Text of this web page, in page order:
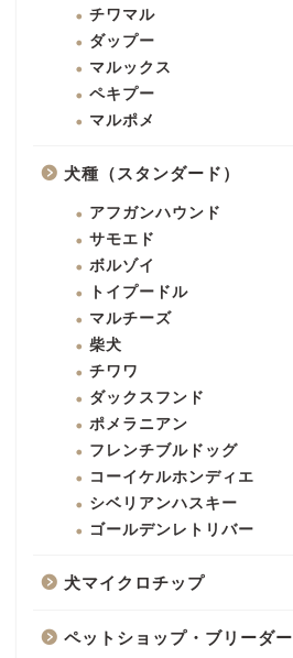
チワマル
ダップー
マルックス
ペキプー
マルポメ
犬種（スタンダード）
アフガンハウンド
サモエド
ボルゾイ
トイプードル
マルチーズ
柴犬
チワワ
ダックスフンド
ポメラニアン
フレンチブルドッグ
コーイケルホンディエ
シベリアンハスキー
ゴールデンレトリバー
犬マイクロチップ
ペットショップ・ブリーダー